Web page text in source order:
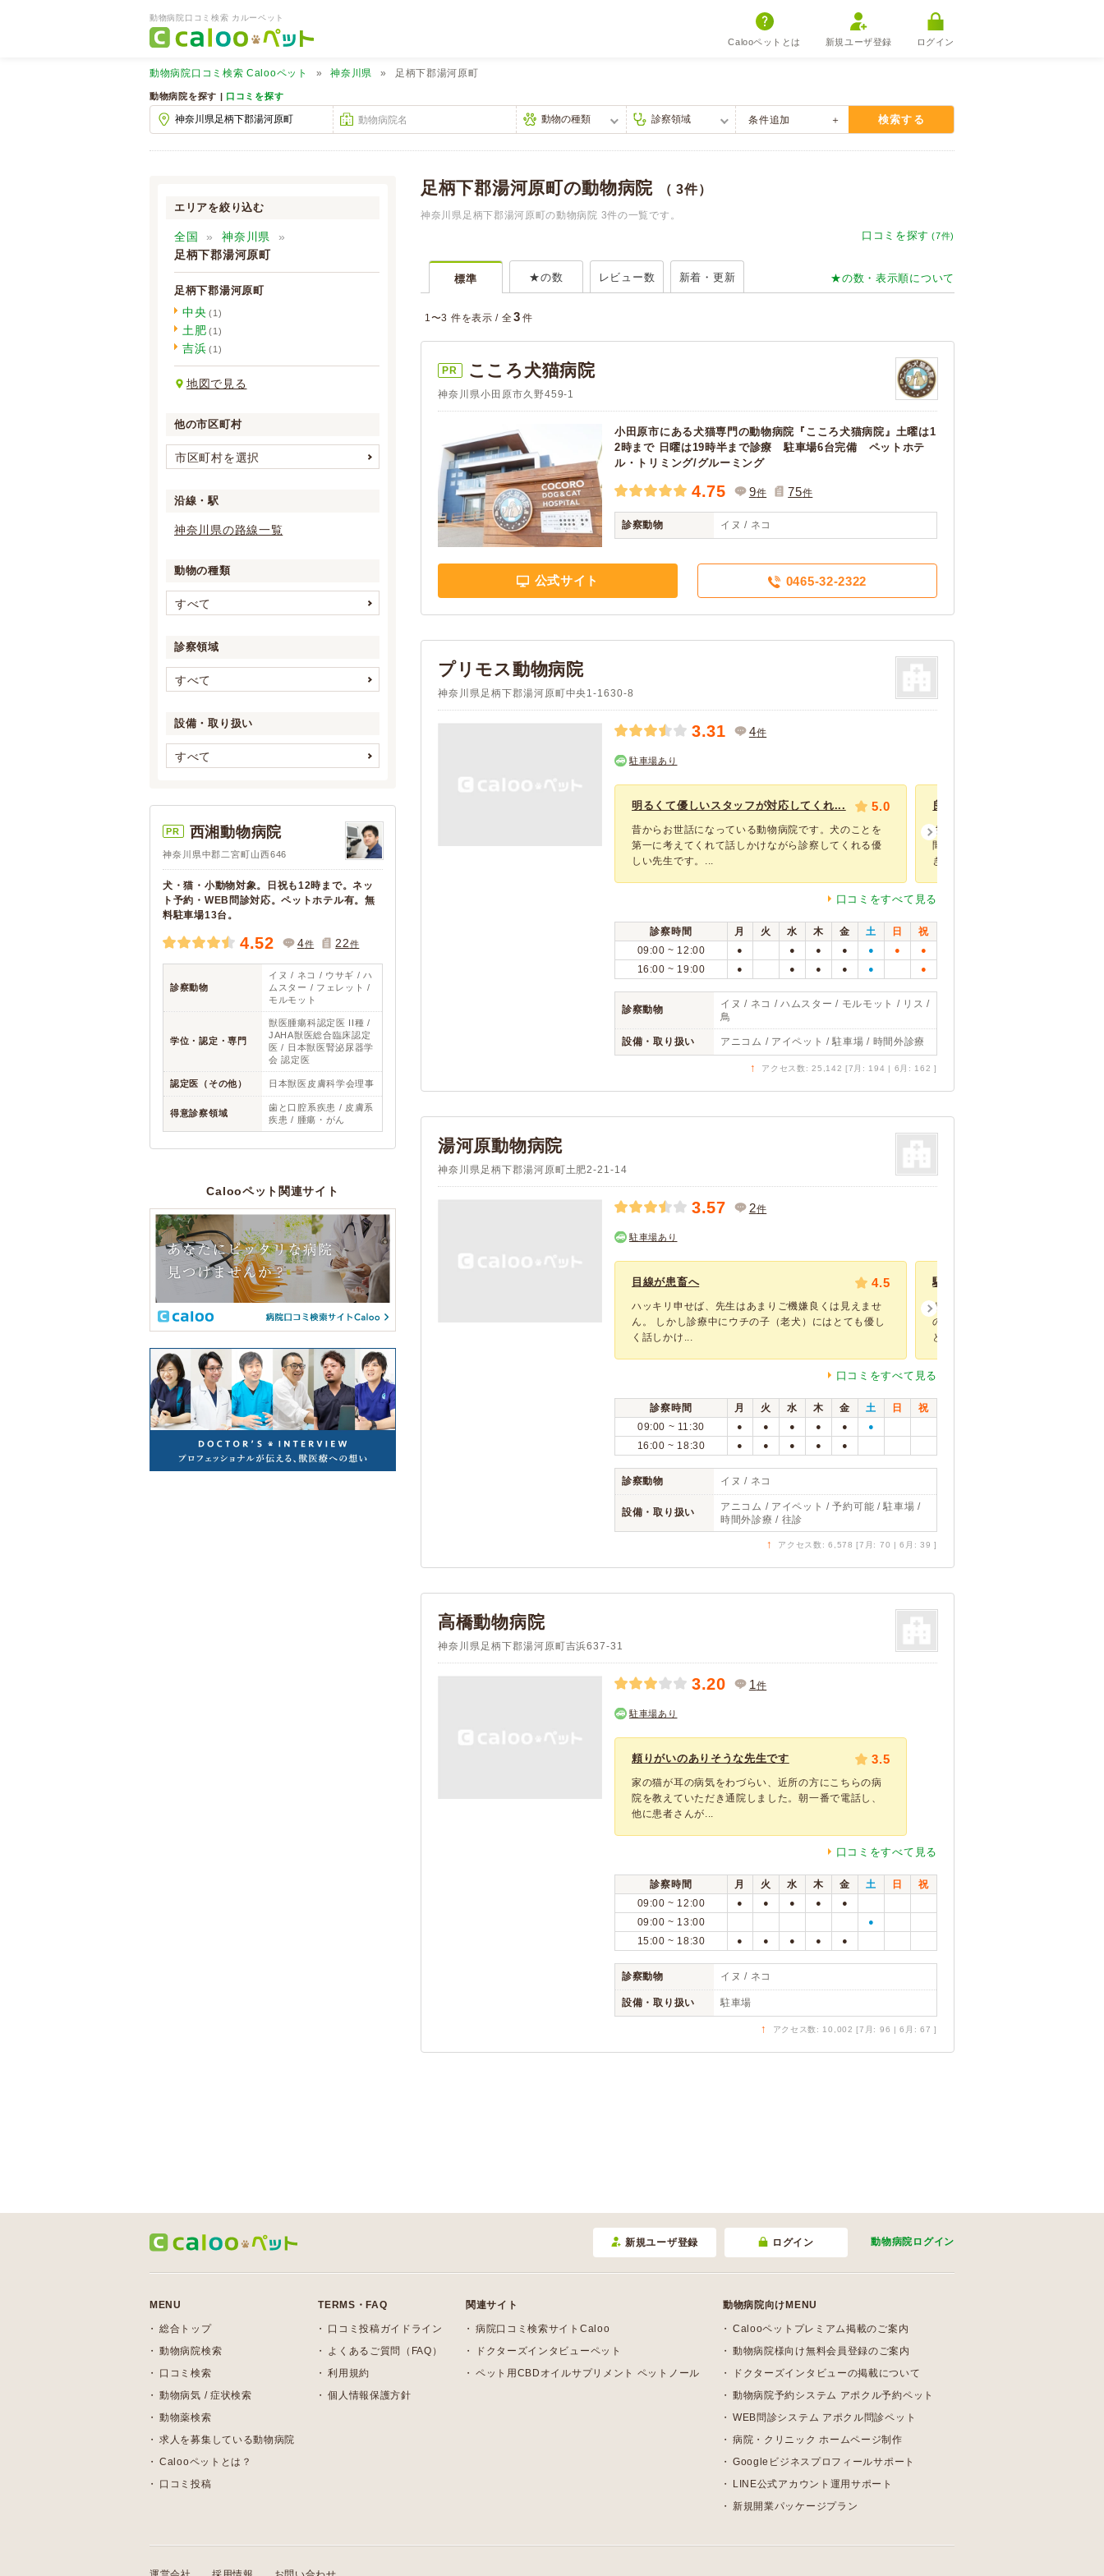
動物病院口コミ検索 カルーペット
Calooペットとは 新規ユーザ登録 ログイン
動物病院口コミ検索 Calooペット 神奈川県 足柄下郡湯河原町
動物病院を探す | 口コミを探す
条件追加 検索する
足柄下郡湯河原町の動物病院 （ 3件）
神奈川県足柄下郡湯河原町の動物病院 3件の一覧です。
口コミを探す (7件)
標準 ★の数 レビュー数 新着・更新 ★の数・表示順について
1〜3 件を表示 / 全3 件
PR こころ犬猫病院
神奈川県小田原市久野459-1
小田原市にある犬猫専門の動物病院『こころ犬猫病院』土曜は1
2時まで 日曜は19時半まで診療 駐車場6台完備 ペットホテ
ル・トリミング/グルーミング
4.75 9件 75件
診察動物 イヌ / ネコ
公式サイト 0465-32-2322
プリモス動物病院
神奈川県足柄下郡湯河原町中央1-1630-8
3.31 4件
駐車場あり
明るくて優しいスタッフが対応してくれ... 5.0
昔からお世話になっている動物病院です。犬のことを
第一に考えてくれて話しかけながら診察してくれる優
しい先生です。...
良心的です。
ネコの血尿とグッタリしている状況
間ギリギリに駆け込み診ていただき
きがかなり...
口コミをすべて見る
診察時間 月 火 水 木 金 土 日
祝
09:00 ~ 12:00
● ● ● ● ● ● ●
16:00 ~ 19:00 ● ● ● ● ● ●
診察動物
イヌ / ネコ / ハムスター / モルモット / リス /
鳥
設備・取り扱い アニコム / アイペット / 駐車場 / 時間外診療
↑ アクセス数: 25,142 [7月: 194 | 6月: 162 ]
湯河原動物病院
神奈川県足柄下郡湯河原町土肥2-21-14
3.57 2件
駐車場あり
目線が患畜へ 4.5
ハッキリ申せば、先生はあまりご機嫌良くは見えませ
ん。 しかし診療中にウチの子（老犬）にはとても優し
く話しかけ...
駆け込み診療
ドッグランで遊んでいたところ、同
の歯が前足の脛にあたり、かまいた
と切れてしまい...
口コミをすべて見る
診察時間 月 火 水 木 金 土 日
祝
09:00 ~ 11:30
● ● ● ● ● ●
16:00 ~ 18:30 ● ● ● ● ●
診察動物 イヌ / ネコ
設備・取り扱い
アニコム / アイペット / 予約可能 / 駐車場 /
時間外診療 / 往診
↑ アクセス数: 6,578 [7月: 70 | 6月: 39 ]
高橋動物病院
神奈川県足柄下郡湯河原町吉浜637-31
3.20 1件
駐車場あり
頼りがいのありそうな先生です 3.5
家の猫が耳の病気をわづらい、近所の方にこちらの病
院を教えていただき通院しました。朝一番で電話し、
他に患者さんが...
口コミをすべて見る
診察時間 月 火 水 木 金 土 日
祝
09:00 ~ 12:00
● ● ● ● ●
09:00 ~ 13:00 ●
15:00 ~ 18:30 ● ● ● ● ●
診察動物 イヌ / ネコ
設備・取り扱い 駐車場
↑ アクセス数: 10,002 [7月: 96 | 6月: 67 ]
エリアを絞り込む
全国
神奈川県
足柄下郡湯河原町
足柄下郡湯河原町
中央 (1)
土肥 (1)
吉浜 (1)
地図で見る
他の市区町村
市区町村を選択
横浜市すべて (398) 横浜市鶴見区
横浜市神奈川区 (30) 横浜市西区
横浜市中区 (26) 横浜市南区 (18)
横浜市保土ケ谷区 (13) 横浜市磯子区
横浜市金沢区
横浜市旭区 (24) 横浜市緑区 (19)
横浜市瀬谷区 (12) 横浜市栄区 (10)
横浜市泉区 (19) 横浜市青葉区
川崎市川崎区 (16) 川崎市幸区 (14)
川崎市高津区 (14)
川崎市宮前区
川崎市麻生区 (17)
相模原市中央区 (36)
平塚市
(17)
三浦郡葉山町 (9)
中郡大磯町 (6)
足柄上郡大井町 (2)
愛甲郡愛川町 愛甲郡清川村
沿線・駅
神奈川県の路線一覧
動物の種類
すべて
(0) モルモット
(0) (0)
診察領域
すべて
(0)
(0) (0)
(0)
(0)
(0)
(0)
設備・取り扱い
すべて
(2)
(0)
PR 西湘動物病院
神奈川県中郡二宮町山西646
犬・猫・小動物対象。日祝も12時まで。ネッ
ト予約・WEB問診対応。ペットホテル有。無
料駐車場13台。
4.52 4件 22件
診察動物
イヌ / ネコ / ウサギ / ハ
ムスター / フェレット /
モルモット
学位・認定・専門
獣医腫瘍科認定医 II種 /
JAHA獣医総合臨床認定
医 / 日本獣医腎泌尿器学
会 認定医
認定医（その他） 日本獣医皮膚科学会理事
得意診察領域
歯と口腔系疾患 / 皮膚系
疾患 / 腫瘍・がん
Calooペット関連サイト
新規ユーザ登録 ログイン 動物病院 ログイン
MENU
総合トップ
動物病院検索
口コミ検索
動物病気 / 症状検索
動物薬検索
求人を募集している動物病院
Calooペットとは？
口コミ投稿
TERMS・FAQ
口コミ投稿ガイドライン
よくあるご質問（FAQ）
利用規約
個人情報保護方針
関連サイト
病院口コミ検索サイトCaloo
ドクターズインタビューペット
ペット用CBDオイルサプリメント ペットノール
動物病院向けMENU
Calooペットプレミアム掲載のご案内
動物病院様向け無料会員登録のご案内
ドクターズインタビューの掲載について
動物病院予約システム アポクル予約ペット
WEB問診システム アポクル問診ペット
病院・クリニック ホームページ制作
Googleビジネスプロフィールサポート
LINE公式アカウント運用サポート
新規開業パッケージプラン